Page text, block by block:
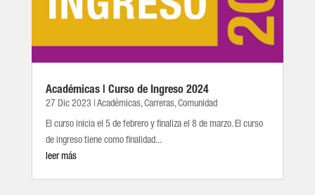
Académicas | Curso de Ingreso 2024
27 Dic 2023 | Académicas,Carreras,Comunidad
El curso inicia el 5 de febrero y finaliza el 8 de marzo. El curso
de ingreso tiene como finalidad...
leer más